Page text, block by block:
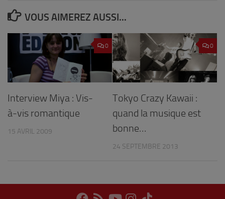
VOUS AIMEREZ AUSSI...
0
Interview Miya : Vis-
à-vis romantique
15 AVRIL 2009
0
Tokyo Crazy Kawaii :
quand la musique est
bonne…
24 SEPTEMBRE 2013